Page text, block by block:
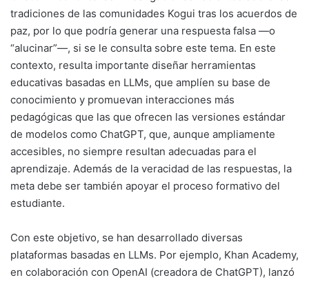
tradiciones de las comunidades Kogui tras los acuerdos de
paz, por lo que podría generar una respuesta falsa —o
“alucinar”—, si se le consulta sobre este tema. En este
contexto, resulta importante diseñar herramientas
educativas basadas en LLMs, que amplíen su base de
conocimiento y promuevan interacciones más
pedagógicas que las que ofrecen las versiones estándar
de modelos como ChatGPT, que, aunque ampliamente
accesibles, no siempre resultan adecuadas para el
aprendizaje. Además de la veracidad de las respuestas, la
meta debe ser también apoyar el proceso formativo del
estudiante.
Con este objetivo, se han desarrollado diversas
plataformas basadas en LLMs. Por ejemplo, Khan Academy,
en colaboración con OpenAI (creadora de ChatGPT), lanzó